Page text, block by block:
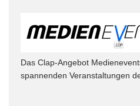
Das Clap-Angebot
spannenden Veranstaltungen